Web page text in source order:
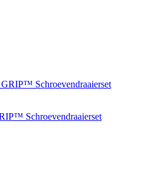
Schroevendraaierset